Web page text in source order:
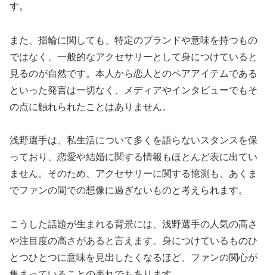
す。
また、指輪に関しても、特定のブランドや意味を持つもの
ではなく、一般的なアクセサリーとして身につけていると
見るのが自然です。本人から恋人とのペアアイテムである
といった発言は一切なく、メディアやインタビューでもそ
の点に触れられたことはありません。
浅野選手は、私生活について多くを語らないスタンスを保
っており、恋愛や結婚に関する情報もほとんど表に出てい
ません。そのため、アクセサリーに関する憶測も、あくま
でファンの間での想像に過ぎないものと考えられます。
こうした話題が生まれる背景には、浅野選手の人気の高さ
や注目度の高さがあると言えます。身につけているものひ
とつひとつに意味を見出したくなるほど、ファンの関心が